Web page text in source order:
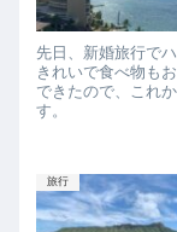
先日、新婚旅行で
きれいで食べ物も
できたので、これ
す。
旅行